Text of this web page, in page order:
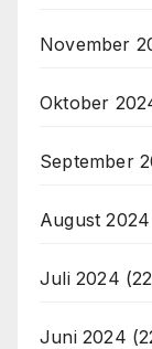
November
Oktober
September
August 2024
Juli 2024
Juni 2024